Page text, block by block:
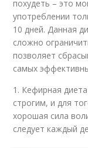
похудеть – это
употреблении
10 дней. Данная
сложно
позволяет
самых
1. Кефирная
строгим, и для
хорошая сила
следует каждый